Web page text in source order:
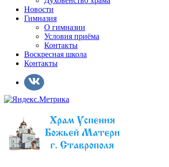
Новости
Гимназия
О гимназии
Условия приёма
Контакты
Воскресная школа
Контакты